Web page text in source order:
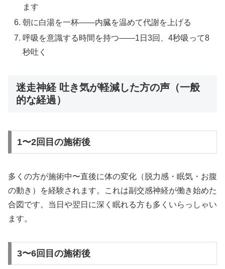
ます
朝に白湯を一杯——内臓を温めて代謝を上げる
呼吸を意識する時間を持つ——1日3回、4秒吸って8
秒吐く
迷走神経 吐き気が軽減した方の声（一般
的な経過）
1〜2回目の施術後
多くの方が施術中〜直後に体の変化（脱力感・眠気・お腹
の動き）を経験されます。これは副交感神経が働き始めた
合図です。当日や翌日に深く眠れる方も多くいらっしゃい
ます。
3〜6回目の施術後